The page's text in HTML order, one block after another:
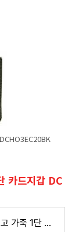
카드지갑 DC
닥스 HEART POINT DD로고 가죽 1단 카드지갑 DCHO3EC20BK